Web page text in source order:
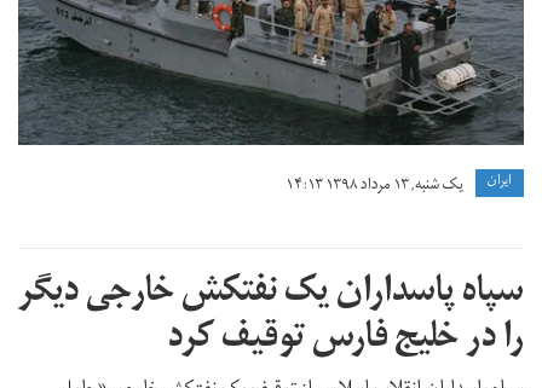
ايران یک شنبه, ۱۳ مرداد ۱۳۹۸ ۱۴:۱۳
سپاه پاسداران یک نفتکش خارجی دیگر
را در خلیج فارس توقیف کرد